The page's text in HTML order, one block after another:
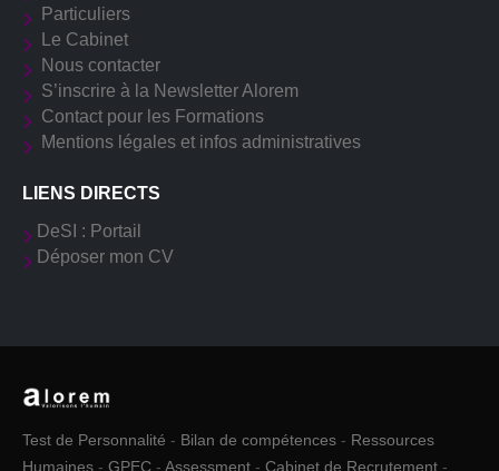
Particuliers
Le Cabinet
Nous contacter
S’inscrire à la Newsletter Alorem
Contact pour les Formations
Mentions légales et infos administratives
LIENS DIRECTS
DeSI : Portail
Déposer mon CV
Test de Personnalité - Bilan de compétences - Ressources
Humaines - GPEC - Assessment - Cabinet de Recrutement -